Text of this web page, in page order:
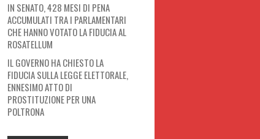
IN SENATO, 428 MESI DI PENA
ACCUMULATI TRA I PARLAMENTARI
CHE HANNO VOTATO LA FIDUCIA AL
ROSATELLUM
IL GOVERNO HA CHIESTO LA
FIDUCIA SULLA LEGGE ELETTORALE,
ENNESIMO ATTO DI
PROSTITUZIONE PER UNA
POLTRONA